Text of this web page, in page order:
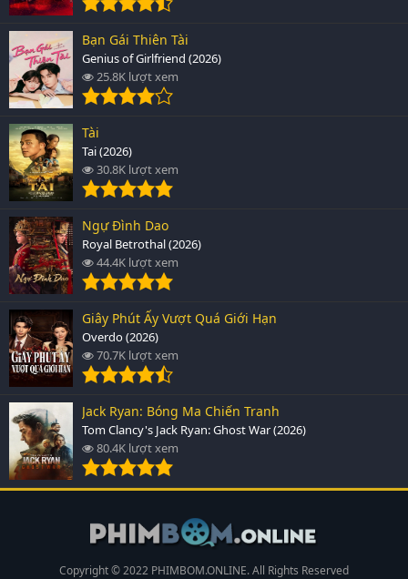
Bạn Gái Thiên Tài
Genius of Girlfriend (2026)
25.8K lượt xem
Tài
Tai (2026)
30.8K lượt xem
Ngự Đình Dao
Royal Betrothal (2026)
44.4K lượt xem
Giây Phút Ấy Vượt Quá Giới Hạn
Overdo (2026)
70.7K lượt xem
Jack Ryan: Bóng Ma Chiến Tranh
Tom Clancy's Jack Ryan: Ghost War (2026)
80.4K lượt xem
Copyright © 2022 PHIMBOM.ONLINE. All Rights Reserved